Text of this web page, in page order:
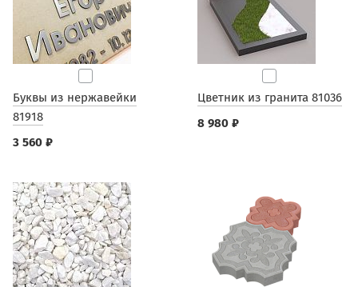
Буквы из нержавейки
81918
3 560 ₽
Цветник из гранита 81036
8 980 ₽